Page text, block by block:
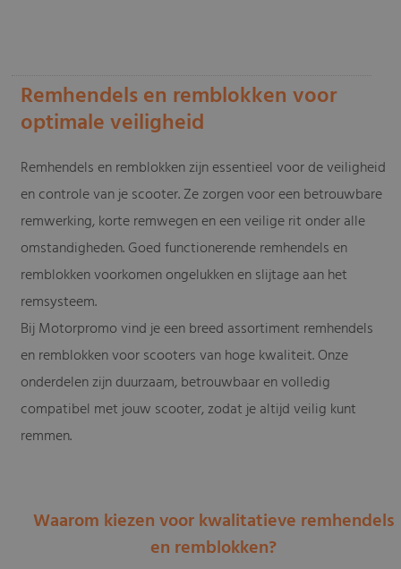
Remhendels en remblokken voor
optimale veiligheid
Remhendels en remblokken zijn essentieel voor de veiligheid
en controle van je scooter. Ze zorgen voor een betrouwbare
remwerking, korte remwegen en een veilige rit onder alle
omstandigheden. Goed functionerende remhendels en
remblokken voorkomen ongelukken en slijtage aan het
remsysteem.
Bij Motorpromo vind je een breed assortiment remhendels
en remblokken voor scooters van hoge kwaliteit. Onze
onderdelen zijn duurzaam, betrouwbaar en volledig
compatibel met jouw scooter, zodat je altijd veilig kunt
remmen.
Waarom kiezen voor kwalitatieve remhendels
en remblokken?